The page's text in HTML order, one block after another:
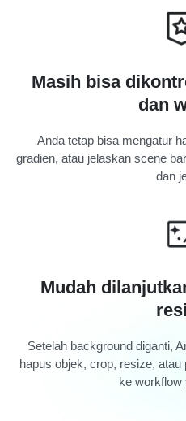
Masih bisa
dan
Anda tetap bisa mengatur
gradien, atau jelaskan scene
dan
Mudah
Setelah background diganti,
hapus objek, crop, resize,
ke workflow